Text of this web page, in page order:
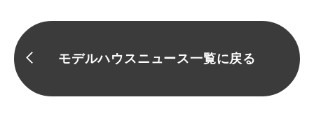
モデルハウスニュース一覧に戻る